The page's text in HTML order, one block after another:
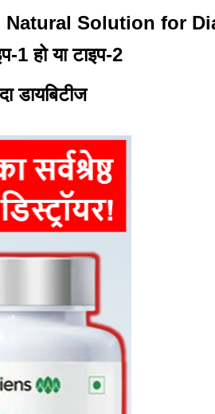
Natural Solution for
1 हो या टाइप-2
डायबिटीज